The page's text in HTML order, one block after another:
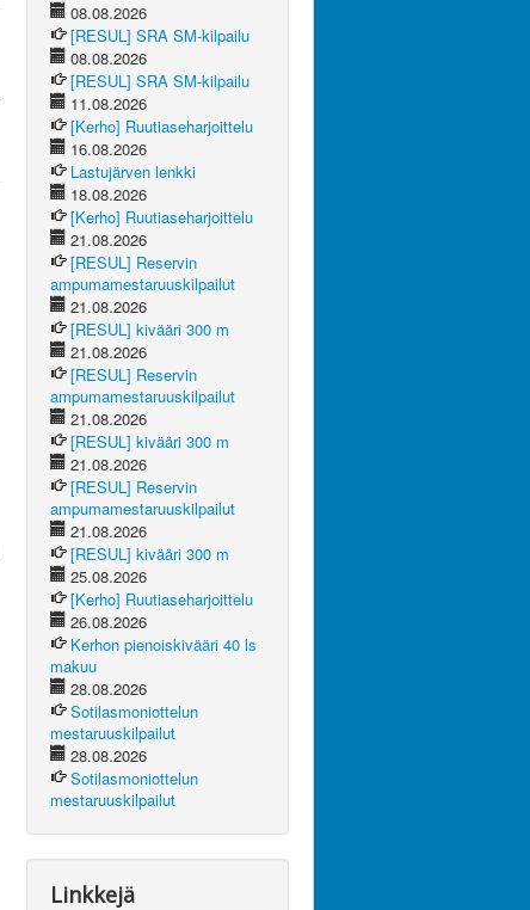
08.08.2026
[RESUL] SRA SM-kilpailu
08.08.2026
[RESUL] SRA SM-kilpailu
11.08.2026
[Kerho] Ruutiaseharjoittelu
16.08.2026
Lastujärven lenkki
18.08.2026
[Kerho] Ruutiaseharjoittelu
21.08.2026
[RESUL] Reservin
ampumamestaruuskilpailut
21.08.2026
[RESUL] kivääri 300 m
21.08.2026
[RESUL] Reservin
ampumamestaruuskilpailut
21.08.2026
[RESUL] kivääri 300 m
21.08.2026
[RESUL] Reservin
ampumamestaruuskilpailut
21.08.2026
[RESUL] kivääri 300 m
25.08.2026
[Kerho] Ruutiaseharjoittelu
26.08.2026
Kerhon pienoiskivääri 40 ls
makuu
28.08.2026
Sotilasmoniottelun
mestaruuskilpailut
28.08.2026
Sotilasmoniottelun
mestaruuskilpailut
Linkkejä